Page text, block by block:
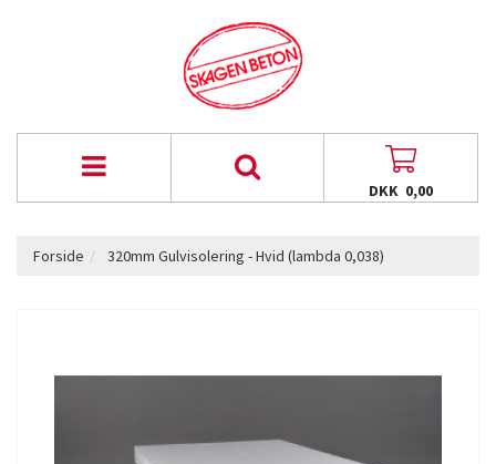
DKK 0,00
Forside 320mm Gulvisolering - Hvid (lambda 0,038)